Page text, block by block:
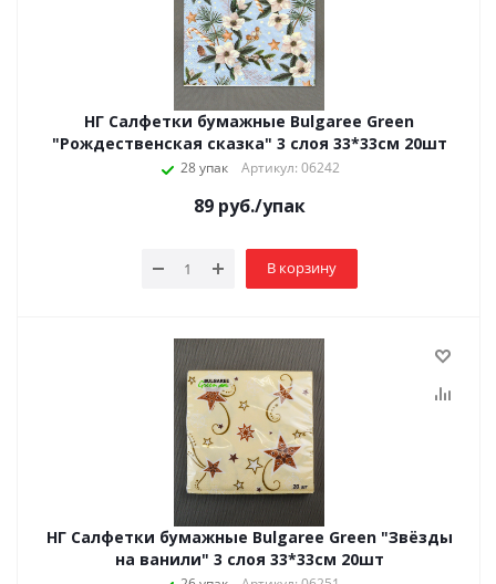
НГ Салфетки бумажные Bulgaree Green
"Рождественская сказка" 3 слоя 33*33см 20шт
28 упак Артикул: 06242
89руб./упак
В корзину
НГ Салфетки бумажные Bulgaree Green "Звёзды
на ванили" 3 слоя 33*33см 20шт